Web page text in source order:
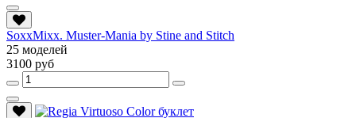
SoxxMixx. Muster-Mania by Stine and Stitch
25 моделей
3100 руб